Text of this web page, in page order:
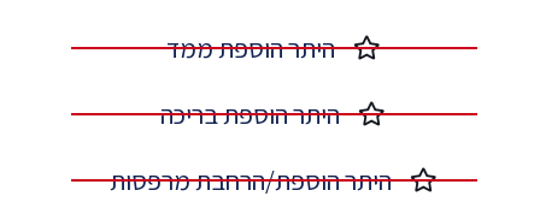
היתר הוספת ממד​
היתר הוספת בריכה​
היתר הוספת/הרחבת מרפסות​